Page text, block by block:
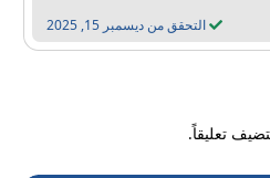
التحقق من ديسمبر 15, 2025
تعليقاً.